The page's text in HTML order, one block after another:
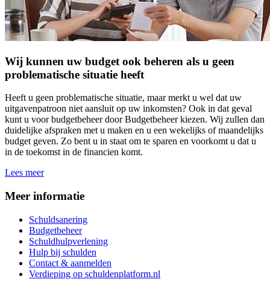
Wij kunnen uw budget ook beheren als u geen
problematische situatie heeft
Heeft u geen problematische situatie, maar merkt u wel dat uw
uitgavenpatroon niet aansluit op uw inkomsten? Ook in dat geval
kunt u voor budgetbeheer door Budgetbeheer kiezen. Wij zullen dan
duidelijke afspraken met u maken en u een wekelijks of maandelijks
budget geven. Zo bent u in staat om te sparen en voorkomt u dat u
in de toekomst in de financien komt.
Lees meer
Meer informatie
Schuldsanering
Budgetbeheer
Schuldhulpverlening
Hulp bij schulden
Contact & aanmelden
Verdieping op schuldenplatform.nl